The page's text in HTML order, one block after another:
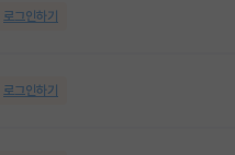
로그인하기
로그인하기